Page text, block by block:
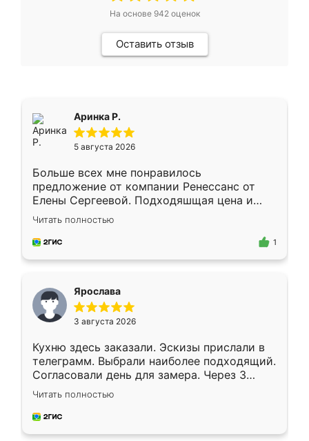
На основе 942оценок
Оставить отзыв
Аринка Р.
5 августа 2026
Больше всех мне понравилось
предложение от компании Ренессанс от
Елены Сергеевой. Подходяшщая цена и
короткие сроки изготовления. Приехавший
для замера сотрудник Владислав
предложил по моему эскизу самый
Читать полностью
1
Ярослава
3 августа 2026
Кухню здесь заказали. Эскизы прислали в
телеграмм. Выбрали наиболее подходящий.
Согласовали день для замера. Через 3
недели кухня была уже готова. Остались
довольны работой. Спасибо Ренессанс
мебель за качественную работу!
Читать полностью